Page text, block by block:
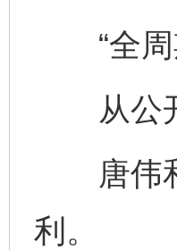
“全周
从公开
唐伟和
利。